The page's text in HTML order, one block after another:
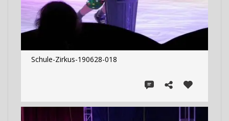
Schule-Zirkus-190628-018